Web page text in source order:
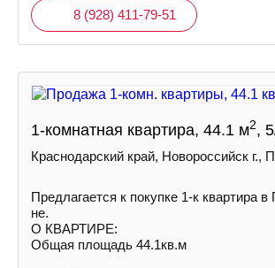
8 (928) 411-79-51
1-комнатная квартира, 44.1 м2,
Краснодарский край, Новороссийск г.,
Предлагается к покупке 1-к квартира
не.
О КВАРТИРЕ:
Общая площадь 44.1кв.м